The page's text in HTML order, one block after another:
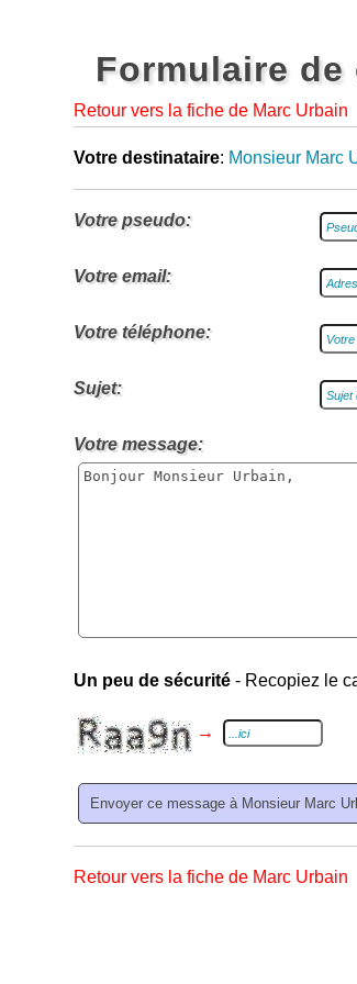
Formulaire
Retour vers la fiche de Marc Urbain
Votre destinataire: Monsieur Marc
Votre pseudo:
Votre email:
Votre téléphone:
Sujet:
Votre message:
Un peu de sécurité - Recopiez le
→
Retour vers la fiche de Marc Urbain